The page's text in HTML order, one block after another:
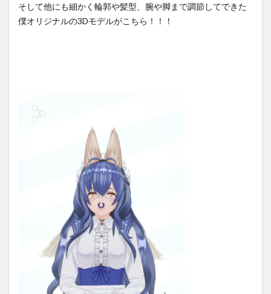
そして他にも細かく輪郭や髪型、腕や脚まで調節してできた
僕オリジナルの3Dモデルがこちら！！！